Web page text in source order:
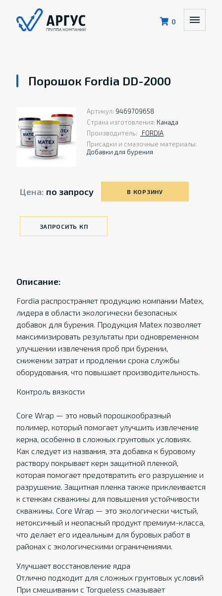
0
Порошок Fordia DD-2000
Артикул: 9469709658
Страна изготовления: Канада
Производитель:
FORDIA
Присадки и смазочные материалы:
Добавки для бурения
Цена: по запросу В КОРЗИНУ
ЗАПРОСИТЬ КП
Описание:
Fordia распространяет продукцию компании Matex,
лидера в области экологически безопасных
добавок для бурения. Продукция Matex позволяет
максимизировать результаты при одновременном
улучшении извлечения проб при бурении,
снижении затрат и продлении срока службы
оборудования, что повышает производительность.
Контроль вязкости
Core Wrap — это новый порошкообразный
полимер, который помогает улучшить извлечение
керна, особенно в сложных грунтовых условиях.
Как следует из названия, эта добавка к буровому
раствору покрывает керн защитной пленкой,
которая помогает предотвратить его разрушение и
разрушение. Защитная пленка также приклеивается
к стенкам скважины для повышения устойчивости
скважины. Core Wrap — это экологически чистый,
нетоксичный и неопасный продукт премиум-класса,
что делает его идеальным для буровых работ в
районах с экологическими ограничениями.
Улучшает восстановление ядра
Отлично подходит для сложных грунтовых условий
При смешивании с Torqueless смазывает